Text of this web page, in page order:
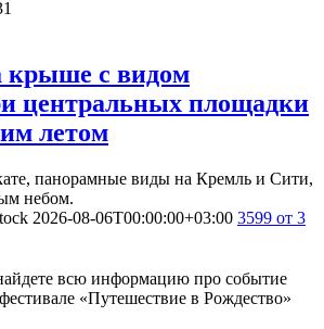
крыше с видом
центральных площадки
летом
панорамные виды на Кремль и Сити,
небом.
2026-08-06T00:00:00+03:00 3599 от 3
всю информацию про событие
«Путешествие в Рождество»